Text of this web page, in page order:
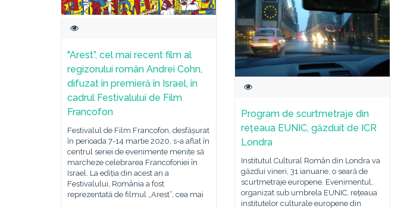
"Arest”, cel mai recent film al
regizorului român Andrei Cohn,
difuzat în premieră în Israel, în
cadrul Festivalului de Film
Francofon
Festivalul de Film Francofon, desfășurat
în perioada 7-14 martie 2020, s-a aflat în
centrul seriei de evenimente menite să
marcheze celebrarea Francofoniei în
Israel. La ediția din acest an a
Festivalului, România a fost
reprezentată de filmul „Arest”, cea mai
Program de scurtmetraje din
rețeaua EUNIC, găzduit de ICR
Londra
Institutul Cultural Român din Londra va
găzdui vineri, 31 ianuarie, o seară de
scurtmetraje europene. Evenimentul,
organizat sub umbrela EUNIC, rețeaua
institutelor culturale europene din